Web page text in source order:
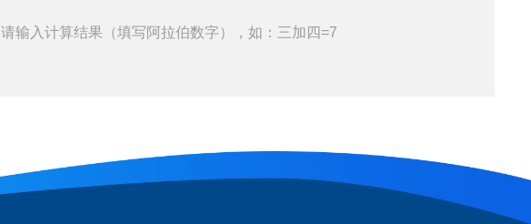
请输入计算结果（填写阿拉伯数字），如：三加四=7